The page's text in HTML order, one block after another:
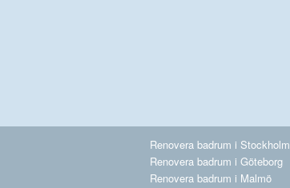
Renovera badrum i Stockholm
Renovera badrum i Göteborg
Renovera badrum i Malmö